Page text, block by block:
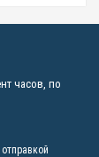
часов, по